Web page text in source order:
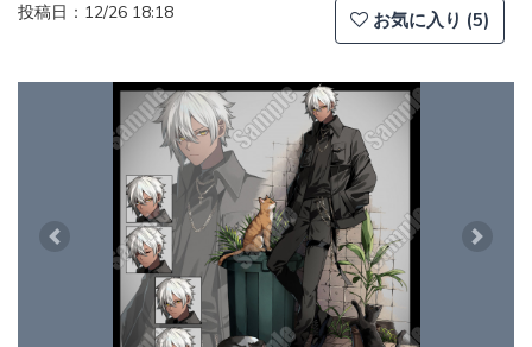
投稿日：12/26 18:18
お気に入り (5)
Previous Next